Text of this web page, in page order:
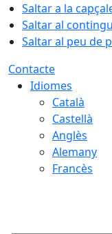
Saltar a la
Saltar al
Saltar al peu de
Contacte
Idiomes
Català
Castellà
Anglès
Alemany
Francès